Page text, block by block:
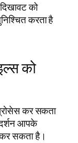
को
करता है
को
कर सकता
आपके
कर सकता है।